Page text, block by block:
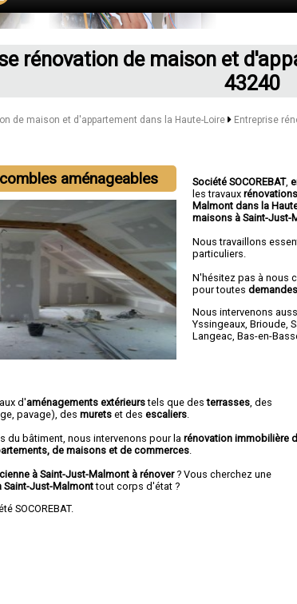
rénovation de maison et
43240
de maison et d'appartement dans la Haute-Loire Entreprise
aménageables Société SOCOREBAT,
les travaux
Malmont dans la
maisons à Saint-Just-
Nous travaillons
particuliers.
N'hésitez pas à nous
pour toutes
Nous intervenons
Yssingeaux ,Brioude ,
Langeac ,Bas-en-
d'aménagements extérieurstels que desterrasses , des
pavage), des murets et des escaliers
du bâtiment, nous intervenons pour la rénovation immobilière
de maisons et de commerces
à Saint-Just-Malmont à rénover? Vous cherchez une
Saint-Just-Malmonttout corps d'état ?
SOCOREBAT.